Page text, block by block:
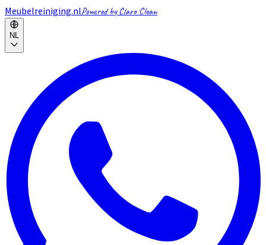
Meubelreiniging.nlPowered by Claro Clean
NL